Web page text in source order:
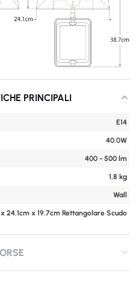
PRINCIPALI
E14
40.0W
400 - 500 lm
1,8 kg
Wall
24.1cm x 19.7cm Rettangolare Scudo